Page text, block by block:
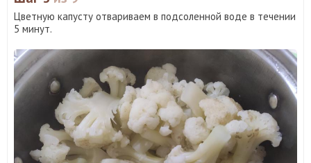
Цветную капусту отвариваем в подсоленной воде в течении
5 минут.